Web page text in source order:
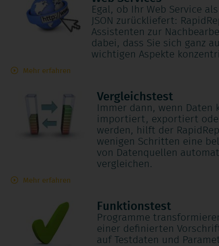
Egal, ob Ihr Web Service
JSON zurückliefert:
Assistenten zur
dabei, dass Sie sich ganz
wichtigen Aspekte
Mehr erfahren
Vergleichstest
Immer dann, wenn
importiert, exportiert
werden, hilft der
wenigen Schritten eine
von Datenquellen
vergleichen.
Mehr erfahren
Funktionstest
Programme
einer definierten
auf Testdaten und